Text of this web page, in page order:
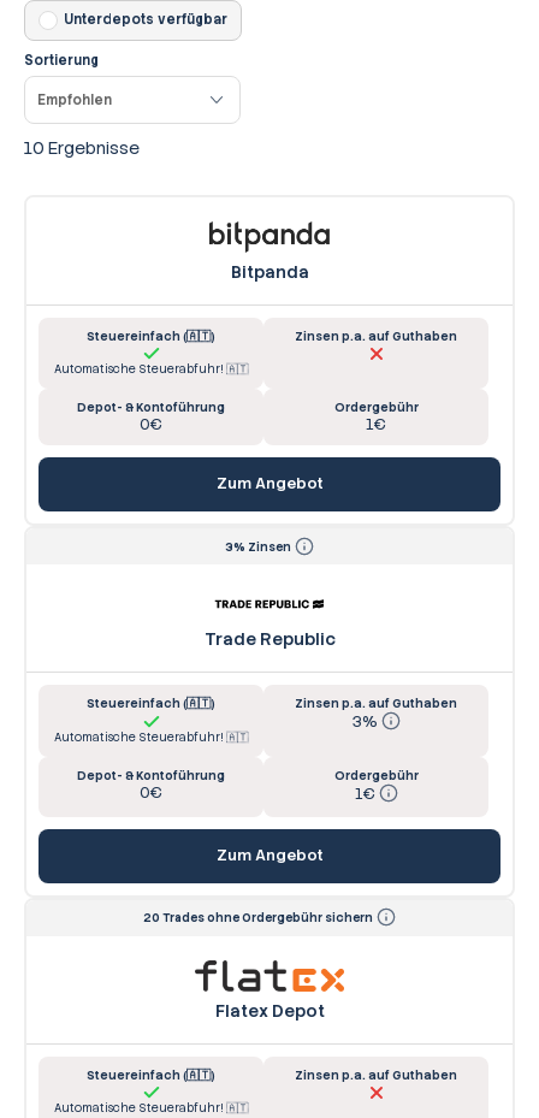
Unterdepots verfügbar
Sortierung
10 Ergebnisse
Bitpanda
Steuereinfach (🇦🇹)
Automatische Steuerabfuhr! 🇦🇹
Zinsen p.a. auf Guthaben
Depot- & Kontoführung
0€
Ordergebühr
1€
Zum Angebot
3% Zinsen
Trade Republic
Steuereinfach (🇦🇹)
Automatische Steuerabfuhr! 🇦🇹
Zinsen p.a. auf Guthaben
3%
Depot- & Kontoführung
0€
Ordergebühr
1€
Zum Angebot
20 Trades ohne Ordergebühr sichern
Flatex Depot
Steuereinfach (🇦🇹)
Automatische Steuerabfuhr! 🇦🇹
Zinsen p.a. auf Guthaben